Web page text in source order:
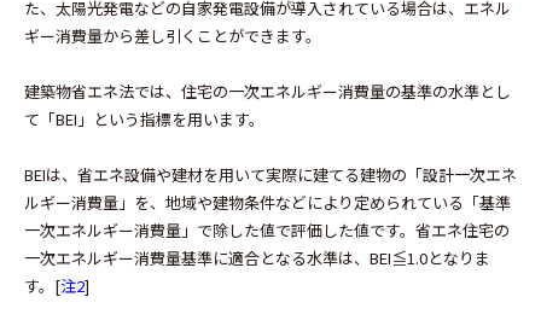
た、太陽光発電などの自家発電設備が導入されている場合は、エネル
ギー消費量から差し引くことができます。
建築物省エネ法では、住宅の一次エネルギー消費量の基準の水準とし
て「BEI」という指標を用います。
BEIは、省エネ設備や建材を用いて実際に建てる建物の「設計一次エネ
ルギー消費量」を、地域や建物条件などにより定められている「基準
一次エネルギー消費量」で除した値で評価した値です。省エネ住宅の
一次エネルギー消費量基準に適合となる水準は、BEI≦1.0となりま
す。[注2]